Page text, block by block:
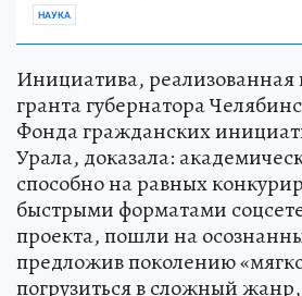
НАУКА
Инициатива,
гранта губернатора
Фонда гражданских
Урала, доказала:
способно на равных
быстрыми форматами
проекта, пошли на
предложив поколению
погрузиться в сложный